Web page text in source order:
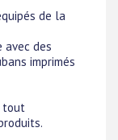
de la
avec des
imprimés
tout